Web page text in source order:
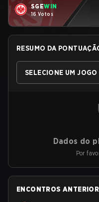
SGEWIN
16 Votos
RESUMO DA
SELECIONE UM JOGO
Dados do
Por
ENCONTROS